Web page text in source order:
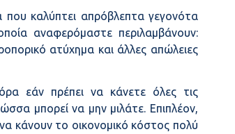
που καλύπτει απρόβλεπτα γεγονότα
αναφερόμαστε περιλαμβάνουν:
ατύχημα και άλλες απώλειες
εάν πρέπει να κάνετε όλες τις
μπορεί να μην μιλάτε. Επιπλέον,
κάνουν το οικονομικό κόστος πολύ